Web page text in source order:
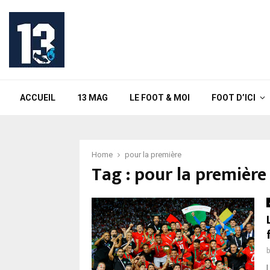
ACCUEIL 13 MAG LE FOOT & MOI FOOT D’ICI
Home pour la première
Tag : pour la première